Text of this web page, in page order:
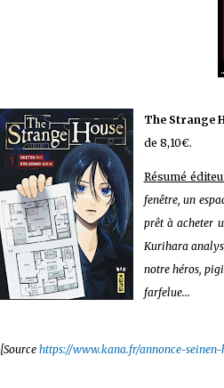
🐈‍⬛ En tant que Partenaire Amazon, je
The Strange
de 8,10€.
Résumé
fenêtre, un
prêt à acheter
Kurihara
notre héros,
farfelue...
[Source https://www.kana.fr/annonce-